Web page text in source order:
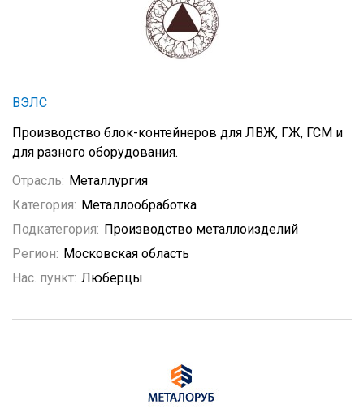
ВЭЛС
Производство блок-контейнеров для ЛВЖ, ГЖ, ГСМ и
для разного оборудования.
Отрасль: Металлургия
Категория: Металлообработка
Подкатегория: Производство металлоизделий
Регион: Московская область
Нас. пункт: Люберцы